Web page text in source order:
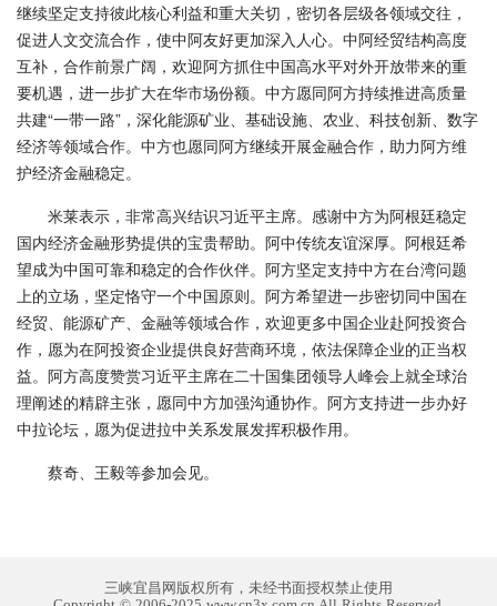
继续坚定支持彼此核心利益和重大关切，密切各层级各领域交往，
促进人文交流合作，使中阿友好更加深入人心。中阿经贸结构高度
互补，合作前景广阔，欢迎阿方抓住中国高水平对外开放带来的重
要机遇，进一步扩大在华市场份额。中方愿同阿方持续推进高质量
共建“一带一路”，深化能源矿业、基础设施、农业、科技创新、数字
经济等领域合作。中方也愿同阿方继续开展金融合作，助力阿方维
护经济金融稳定。
米莱表示，非常高兴结识习近平主席。感谢中方为阿根廷稳定
国内经济金融形势提供的宝贵帮助。阿中传统友谊深厚。阿根廷希
望成为中国可靠和稳定的合作伙伴。阿方坚定支持中方在台湾问题
上的立场，坚定恪守一个中国原则。阿方希望进一步密切同中国在
经贸、能源矿产、金融等领域合作，欢迎更多中国企业赴阿投资合
作，愿为在阿投资企业提供良好营商环境，依法保障企业的正当权
益。阿方高度赞赏习近平主席在二十国集团领导人峰会上就全球治
理阐述的精辟主张，愿同中方加强沟通协作。阿方支持进一步办好
中拉论坛，愿为促进拉中关系发展发挥积极作用。
蔡奇、王毅等参加会见。
三峡宜昌网版权所有，未经书面授权禁止使用